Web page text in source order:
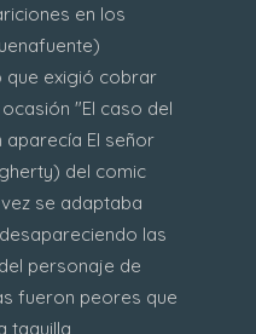
en los
que exigió cobrar
"El caso del
aparecía El señor
del comic
se adaptaba
las
personaje de
fueron peores que
taquilla